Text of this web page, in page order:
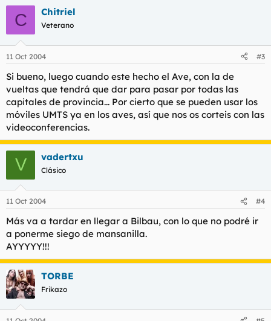
C Chitriel
Veterano
11 Oct 2004 #3
Si bueno, luego cuando este hecho el Ave, con la de
vueltas que tendrá que dar para pasar por todas las
capitales de provincia... Por cierto que se pueden usar los
móviles UMTS ya en los aves, así que nos os corteis con las
videoconferencias.
V vadertxu
Clásico
11 Oct 2004 #4
Más va a tardar en llegar a Bilbau, con lo que no podré ir
a ponerme siego de mansanilla.
AYYYYY!!!
TORBE
Frikazo